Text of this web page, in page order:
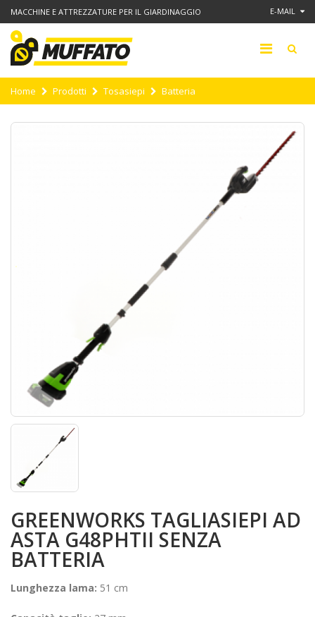
MACCHINE E ATTREZZATURE PER IL GIARDINAGGIO E-MAIL
Home Prodotti Tosasiepi Batteria
GREENWORKS TAGLIASIEPI AD
ASTA G48PHTII SENZA
BATTERIA
Lunghezza lama: 51 cm